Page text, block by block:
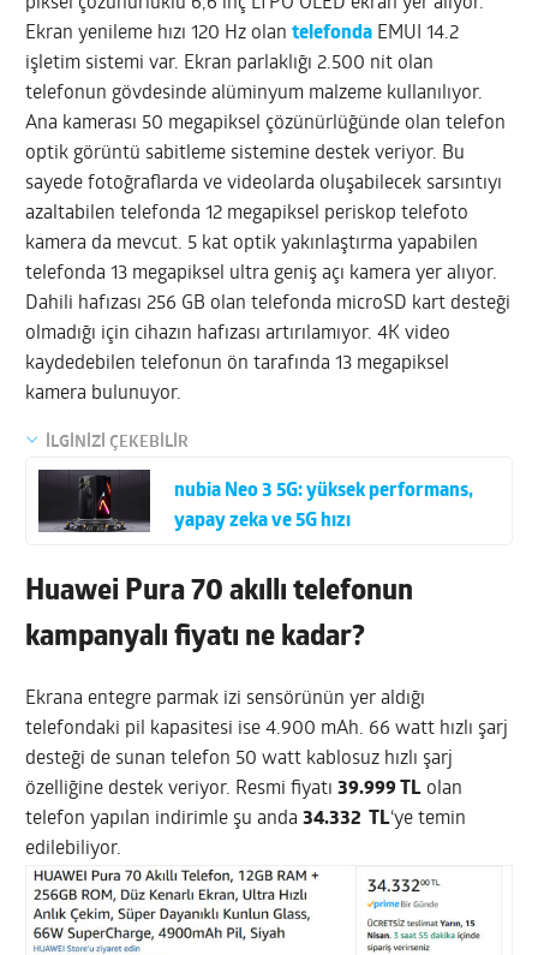
Ekran yenileme hızı 120 Hz olantelefonda EMUI 14.2
işletim sistemi var. Ekran parlaklığı 2.500 nit olan
telefonun gövdesinde alüminyum malzeme kullanılıyor.
Ana kamerası 50 megapiksel çözünürlüğünde olan telefon
optik görüntü sabitleme sistemine destek veriyor. Bu
sayede fotoğraflarda ve videolarda oluşabilecek sarsıntıyı
azaltabilen telefonda 12 megapiksel periskop telefoto
kamera da mevcut. 5 kat optik yakınlaştırma yapabilen
telefonda 13 megapiksel ultra geniş açı kamera yer alıyor.
Dahili hafızası 256 GB olan telefonda microSD kart desteği
olmadığı için cihazın hafızası artırılamıyor. 4K video
kaydedebilen telefonun ön tarafında 13 megapiksel
kamera bulunuyor.
İLGİNİZİ ÇEKEBİLİR
nubia Neo 3 5G: yüksek performans,
yapay zeka ve 5G hızı
Huawei Pura 70 akıllı telefonun
kampanyalı fiyatı ne kadar?
Ekrana entegre parmak izi sensörünün yer aldığı
telefondaki pil kapasitesi ise 4.900 mAh. 66 watt hızlı şarj
desteği de sunan telefon 50 watt kablosuz hızlı şarj
özelliğine destek veriyor. Resmi fiyatı39.999 TL olan
telefon yapılan indirimle şu anda34.332 TL‘ye temin
edilebiliyor.